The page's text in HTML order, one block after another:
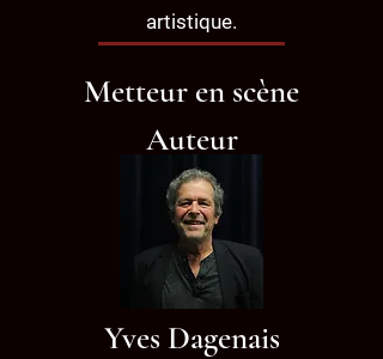
artistique.
Metteur en scène
Auteur
Yves Dagenais